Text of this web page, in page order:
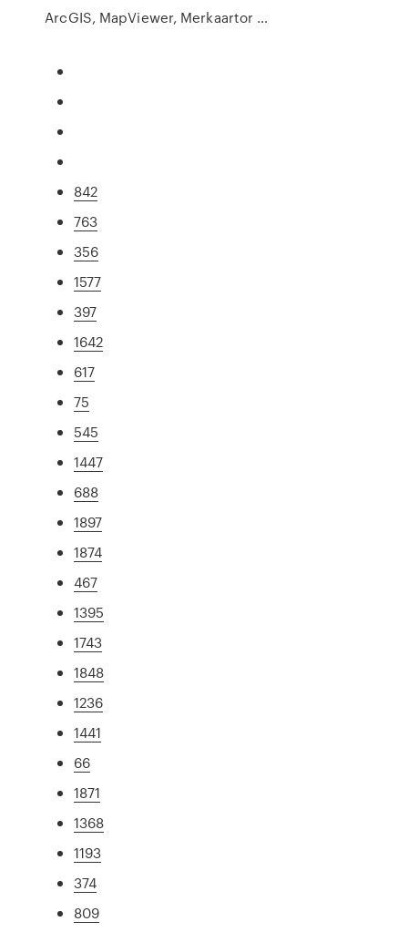
ArcGIS, MapViewer, Merkaartor …
842
763
356
1577
397
1642
617
75
545
1447
688
1897
1874
467
1395
1743
1848
1236
1441
66
1871
1368
1193
374
809